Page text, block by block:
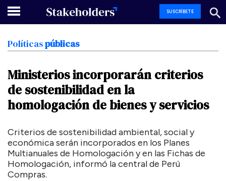
SUSCRÍBETE
Políticaspúblicas
Ministeriosincorporarán criterios
de sostenibilidad enla
homologación debienesy servicios
Criterios de sostenibilidad ambiental, social y
económica serán incorporados en los Planes
Multianuales de Homologación y en las Fichas de
Homologación, informó la central de Perú
Compras.